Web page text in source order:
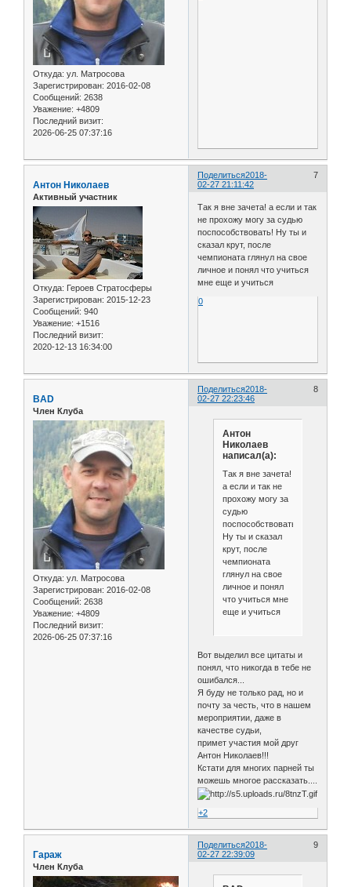
Откуда: ул. Матросова
Зарегистрирован: 2016-02-08
Сообщений: 2638
Уважение: +4809
Последний визит:
2026-06-25 07:37:16
Поделиться 7
2018-
02-27 21:11:42
Антон Николаев
Активный участник
Откуда: Героев Стратосферы
Зарегистрирован: 2015-12-23
Сообщений: 940
Уважение: +1516
Последний визит:
2020-12-13 16:34:00
Так я вне зачета! а если и так
не прохожу могу за судью
поспособствовать! Ну ты и
сказал крут, после
чемпионата глянул на свое
личное и понял что учиться
мне еще и учиться
0
Поделиться 8
2018-
02-27 22:23:46
BAD
Член Клуба
Откуда: ул. Матросова
Зарегистрирован: 2016-02-08
Сообщений: 2638
Уважение: +4809
Последний визит:
2026-06-25 07:37:16
Антон
Николаев
написал(а):
Так я вне зачета!
а если и так не
прохожу могу за
судью
поспособствовать!
Ну ты и сказал
крут, после
чемпионата
глянул на свое
личное и понял
что учиться мне
еще и учиться
Вот выделил все цитаты и
понял, что никогда в тебе не
ошибался...
Я буду не только рад, но и
почту за честь, что в нашем
мероприятии, даже в
качестве судьи,
примет участия мой друг
Антон Николаев!!!
Кстати для многих парней ты
можешь многое рассказать....
+2
Поделиться 9
2018-
02-27 22:39:09
Гараж
Член Клуба